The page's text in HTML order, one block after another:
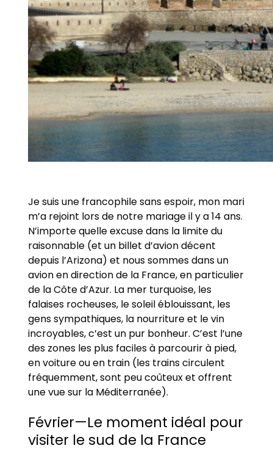
Je suis une francophile sans espoir, mon mari
m’a rejoint lors de notre mariage il y a 14 ans.
N’importe quelle excuse dans la limite du
raisonnable (et un billet d’avion décent
depuis l’Arizona) et nous sommes dans un
avion en direction de la France, en particulier
de la Côte d’Azur. La mer turquoise, les
falaises rocheuses, le soleil éblouissant, les
gens sympathiques, la nourriture et le vin
incroyables, c’est un pur bonheur. C’est l’une
des zones les plus faciles à parcourir à pied,
en voiture ou en train (les trains circulent
fréquemment, sont peu coûteux et offrent
une vue sur la Méditerranée).
Février—Le moment idéal pour
visiter le sud de la France